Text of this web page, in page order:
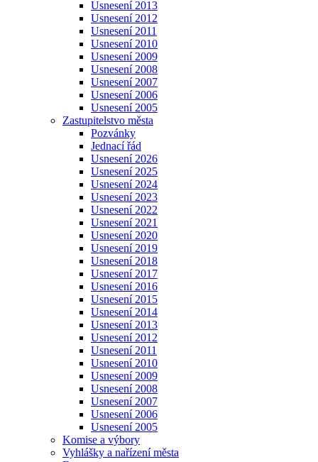
Usnesení 2013
Usnesení 2012
Usnesení 2011
Usnesení 2010
Usnesení 2009
Usnesení 2008
Usnesení 2007
Usnesení 2006
Usnesení 2005
Zastupitelstvo města
Pozvánky
Jednací řád
Usnesení 2026
Usnesení 2025
Usnesení 2024
Usnesení 2023
Usnesení 2022
Usnesení 2021
Usnesení 2020
Usnesení 2019
Usnesení 2018
Usnesení 2017
Usnesení 2016
Usnesení 2015
Usnesení 2014
Usnesení 2013
Usnesení 2012
Usnesení 2011
Usnesení 2010
Usnesení 2009
Usnesení 2008
Usnesení 2007
Usnesení 2006
Usnesení 2005
Komise a výbory
Vyhlášky a nařízení města